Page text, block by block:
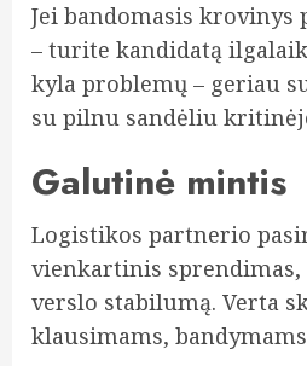
Jei bandomasis krovinys
– turite kandidatą
kyla problemų – geriau
su pilnu sandėliu
Galutinė mintis
Logistikos partnerio
vienkartinis
verslo stabilumą. Verta
klausimams,